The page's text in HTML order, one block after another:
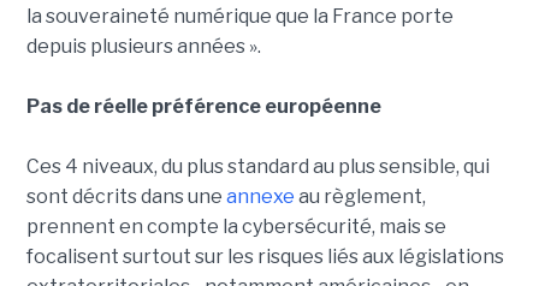
la souveraineté numérique que la France porte
depuis plusieurs années ».
Pas de réelle préférence européenne
Ces 4 niveaux, du plus standard au plus sensible, qui
sont décrits dans une annexe au règlement,
prennent en compte la cybersécurité, mais se
focalisent surtout sur les risques liés aux législations